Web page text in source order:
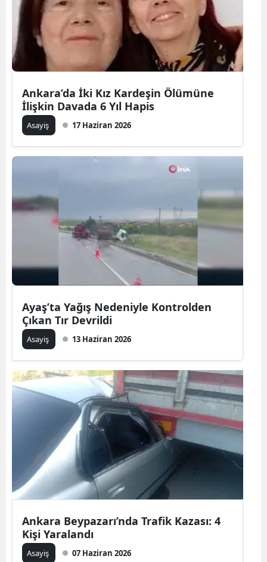
Ankara’da İki Kız Kardeşin Ölümüne
İlişkin Davada 6 Yıl Hapis
Asayiş 17 Haziran 2026
Ayaş’ta Yağış Nedeniyle Kontrolden
Çıkan Tır Devrildi
Asayiş 13 Haziran 2026
Ankara Beypazarı’nda Trafik Kazası: 4
Kişi Yaralandı
Asayiş 07 Haziran 2026